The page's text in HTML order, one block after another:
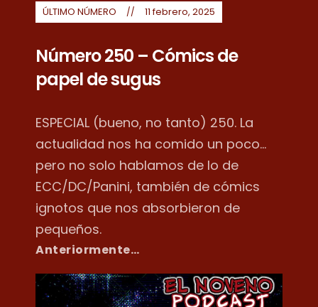
ÚLTIMO NÚMERO 11 febrero, 2025
Número 250 – Cómics de
papel de sugus
ESPECIAL (bueno, no tanto) 250. La
actualidad nos ha comido un poco...
pero no solo hablamos de lo de
ECC/DC/Panini, también de cómics
ignotos que nos absorbieron de
pequeños.
Anteriormente…